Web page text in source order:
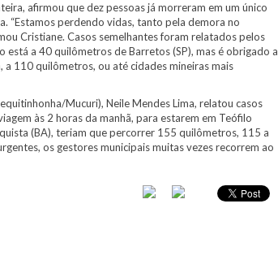
afirmou que dez pessoas já morreram em um único
“Estamos perdendo vidas, tanto pela demora no
Cristiane. Casos semelhantes foram relatados pelos
a 40 quilômetros de Barretos (SP), mas é obrigado a
110 quilômetros, ou até cidades mineiras mais
Mucuri), Neile Mendes Lima, relatou casos
às 2 horas da manhã, para estarem em Teófilo
(BA), teriam que percorrer 155 quilômetros, 115 a
os gestores municipais muitas vezes recorrem ao